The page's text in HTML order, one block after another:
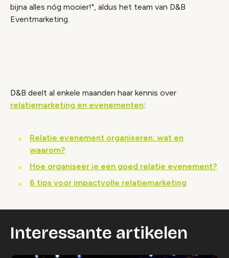
bijna alles nóg mooier!", aldus het team van D&B
Eventmarketing.
Wijzig cookie instellingen
D&B deelt al enkele maanden haar kennis over
relatiemarketing en evenementen:
Relatie evenement organiseren: wat en
waarom?
Hoe organiseer je een goed relatie evenement?
6 tips voor impactvolle relatiemarketing
Interessante artikelen